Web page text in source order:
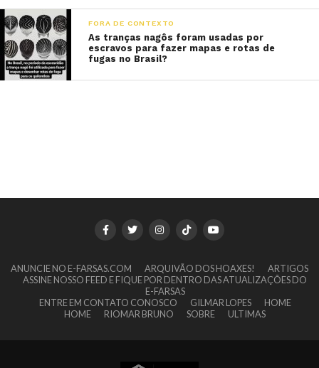
FORA DE CONTEXTO
As tranças nagôs foram usadas por
escravos para fazer mapas e rotas de
fugas no Brasil?
ANUNCIE NO E-FARSAS.COM ARQUIVÃO DOS HOAXES!
ARTIGOS
ASSINE NOSSO FEED E FIQUE POR DENTRO DAS ATUALIZAÇÕES DO
E-FARSAS
ENTRE EM CONTATO CONOSCO
GILMAR LOPES
HOME
HOME
RIOMAR BRUNO SOBRE ULTIMAS